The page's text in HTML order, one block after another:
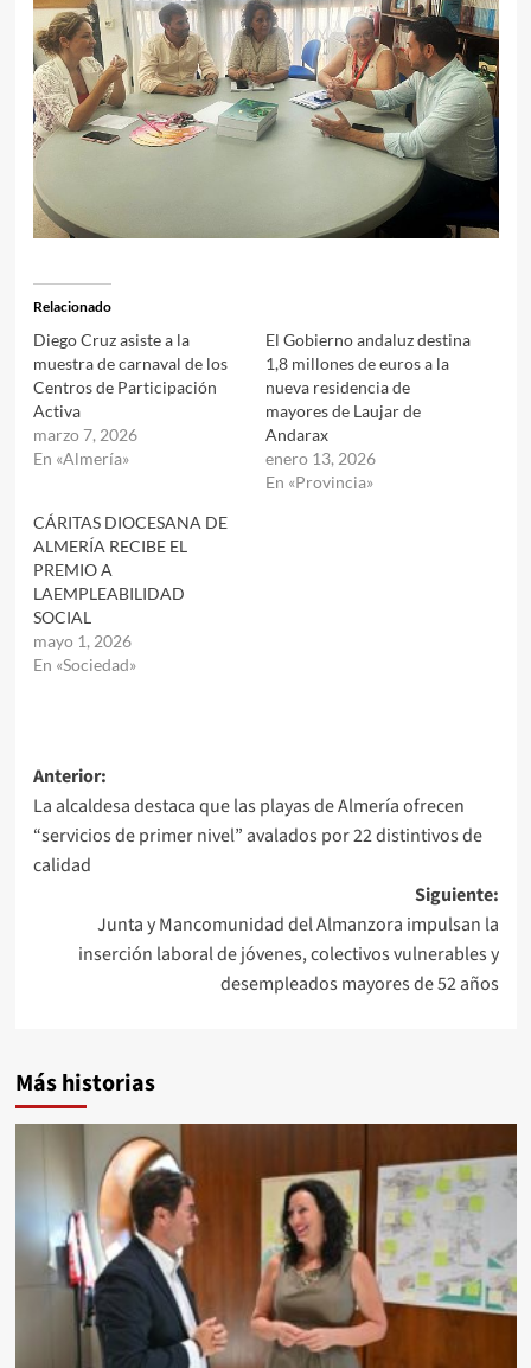
Relacionado
Diego Cruz asiste a la
muestra de carnaval de los
Centros de Participación
Activa
marzo 7, 2026
En «Almería»
El Gobierno andaluz destina
1,8 millones de euros a la
nueva residencia de
mayores de Laujar de
Andarax
enero 13, 2026
En «Provincia»
CÁRITAS DIOCESANA DE
ALMERÍA RECIBE EL
PREMIO A
LAEMPLEABILIDAD
SOCIAL
mayo 1, 2026
En «Sociedad»
Navegación
de
entradas
Anterior:
La alcaldesa destaca que las playas de Almería ofrecen
“servicios de primer nivel” avalados por 22 distintivos de
calidad
Siguiente:
Junta y Mancomunidad del Almanzora impulsan la
inserción laboral de jóvenes, colectivos vulnerables y
desempleados mayores de 52 años
Más historias